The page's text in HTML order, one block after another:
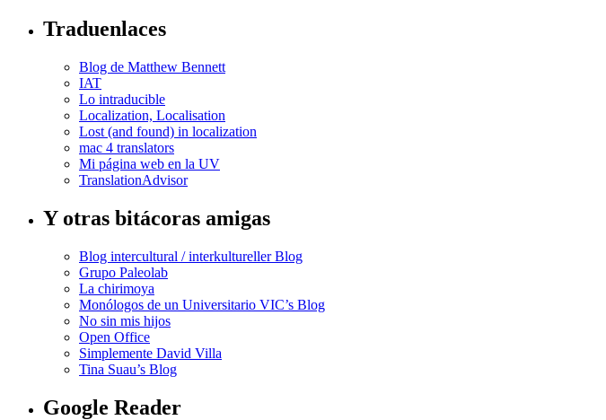
Traduenlaces
Blog de Matthew Bennett
IAT
Lo intraducible
Localization, Localisation
Lost (and found) in localization
mac 4 translators
Mi página web en la UV
TranslationAdvisor
Y otras bitácoras amigas
Blog intercultural / interkultureller Blog
Grupo Paleolab
La chirimoya
Monólogos de un Universitario VIC’s Blog
No sin mis hijos
Open Office
Simplemente David Villa
Tina Suau’s Blog
Google Reader